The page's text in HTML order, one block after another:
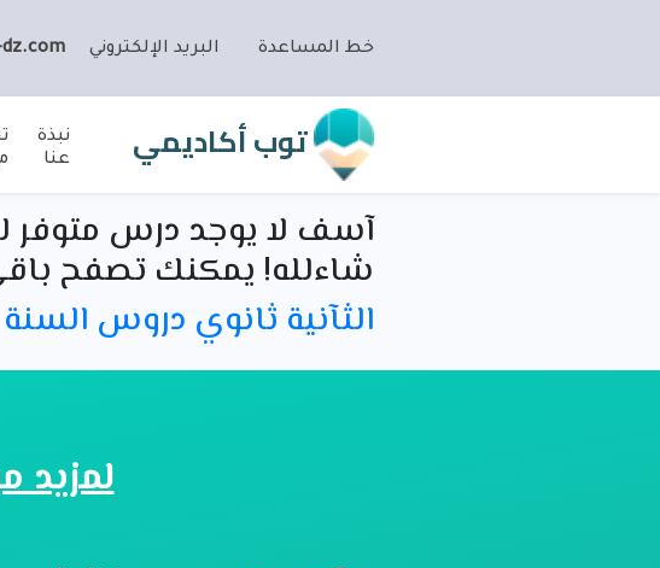
خط المساعدة البريد الإلكتروني
توب أكاديمي
نبذة
عنا
آسف لا يوجد درس متوفر
شاءلله! يمكنك تصفح
الثآنية ثانوي دروس السنة
لمزيد